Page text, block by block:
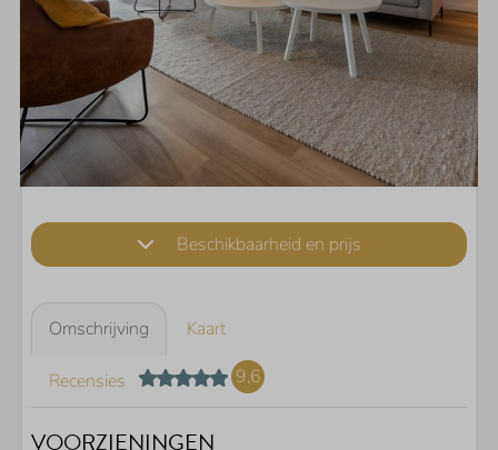
Beschikbaarheid en prijs
Omschrijving Kaart
Recensies 9,6
VOORZIENINGEN